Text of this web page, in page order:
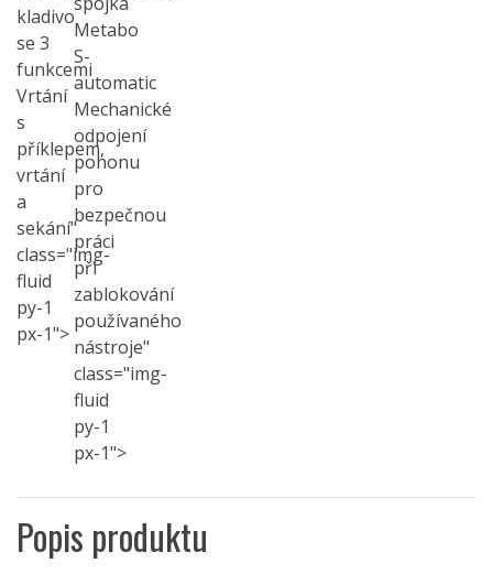
kladivo
se 3
funkcemi
Vrtání
s
příklepem,
vrtání
a
sekání"
class="img-
fluid
py-1
px-1">
Metabo
S-
automatic
Mechanické
odpojení
pohonu
pro
bezpečnou
práci
při
zablokování
používaného
nástroje"
class="img-
fluid
py-1
px-1">
Popis produktu